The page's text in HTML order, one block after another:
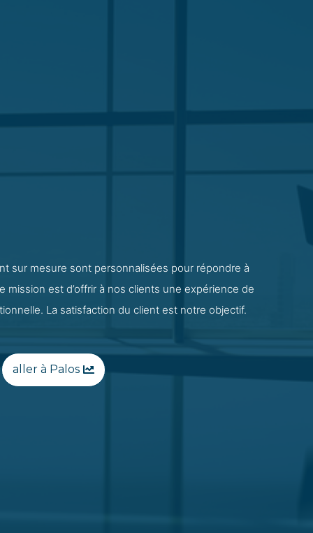
sur mesure sont personnalisées pour répondre à
mission est d’offrir à nos clients une expérience de
La satisfaction du client est notre objectif.
aller à Palos